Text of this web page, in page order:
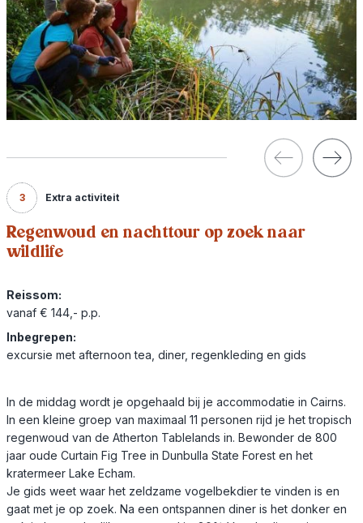
3 Extra activiteit
Regenwoud en nachttour op zoek naar
wildlife
Reissom:
vanaf € 144,- p.p.
Inbegrepen:
excursie met afternoon tea, diner, regenkleding en gids
In de middag wordt je opgehaald bij je accommodatie in Cairns.
In een kleine groep van maximaal 11 personen rijd je het tropisch
regenwoud van de Atherton Tablelands in. Bewonder de 800
jaar oude Curtain Fig Tree in Dunbulla State Forest en het
kratermeer Lake Echam.
Je gids weet waar het zeldzame vogelbekdier te vinden is en
gaat met je op zoek. Na een ontspannen diner is het donker en